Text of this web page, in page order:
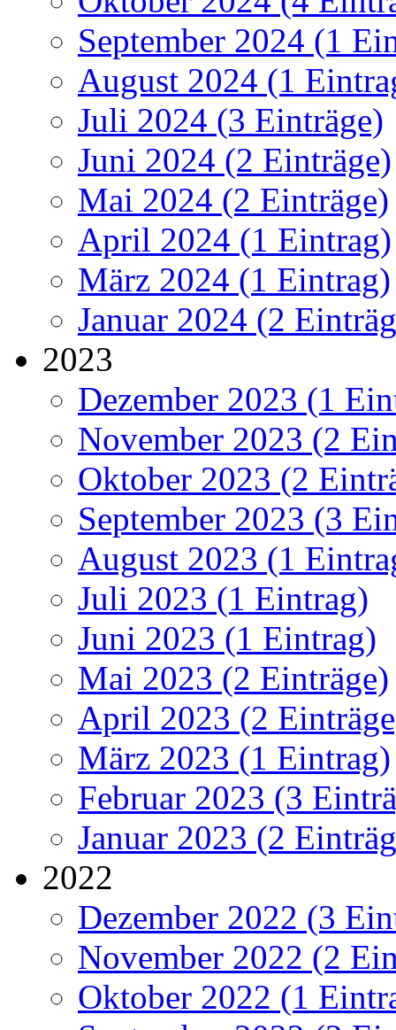
September 2024 (1
August 2024 (1
Juli 2024 (3 Einträge)
Juni 2024 (2 Einträge)
Mai 2024 (2 Einträge)
April 2024 (1 Eintrag)
März 2024 (1 Eintrag)
Januar 2024 (2
2023
Dezember 2023 (1
November 2023 (2
Oktober 2023 (2
September 2023 (3
August 2023 (1
Juli 2023 (1 Eintrag)
Juni 2023 (1 Eintrag)
Mai 2023 (2 Einträge)
April 2023 (2
März 2023 (1 Eintrag)
Februar 2023 (3
Januar 2023 (2
2022
Dezember 2022 (3
November 2022 (2
Oktober 2022 (1